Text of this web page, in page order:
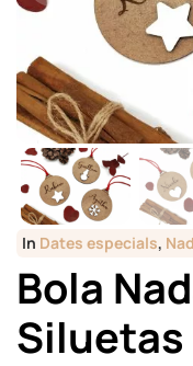
In Dates especials,
Bola
Siluetas